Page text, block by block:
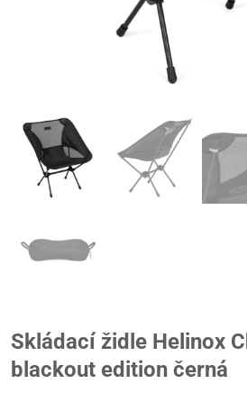
Skládací židle Helinox
blackout edition černá